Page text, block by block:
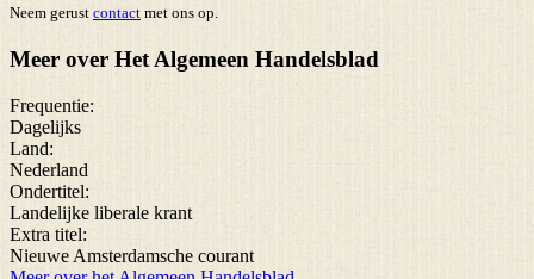
Neem gerust contact met ons op.
Meer over Het Algemeen Handelsblad
Frequentie:
Dagelijks
Land:
Nederland
Ondertitel:
Landelijke liberale krant
Extra titel:
Nieuwe Amsterdamsche courant